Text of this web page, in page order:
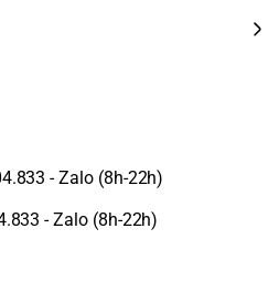
- Zalo (8h-22h)
- Zalo (8h-22h)